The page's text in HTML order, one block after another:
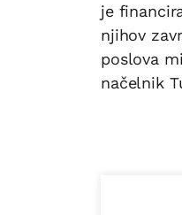
je
njihov
poslova
načelnik